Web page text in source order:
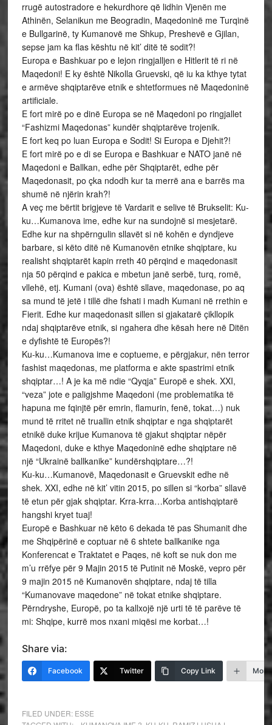
rrugë autostradore e hekurdhore që lidhin Vjenën me
Athinën, Selanikun me Beogradin, Maqedoninë me Turqinë
e Bullgarinë, ty Kumanovë me Shkup, Preshevë e Gjilan,
sepse jam ka flas kështu në kit’ ditë të sodit?!
Europa e Bashkuar po e lejon ringjalljen e Hitlerit të ri në
Maqedoni! E ky është Nikolla Gruevski, që iu ka kthye tytat
e armëve shqiptarëve etnik e shtetformues në Maqedoninë
artificiale.
E fort mirë po e dinë Europa se në Maqedoni po ringjallet
“Fashizmi Maqedonas” kundër shqiptarëve trojenik.
E fort keq po luan Europa e Sodit! Si Europa e Djehit?!
E fort mirë po e di se Europa e Bashkuar e NATO janë në
Maqedoni e Ballkan, edhe për Shqiptarët, edhe për
Maqedonasit, po çka ndodh kur ta merrë ana e barrës ma
shumë në njërin krah?!
A veç me bërtit brigjeve të Vardarit e selive të Brukselit: Ku-
ku…Kumanova ime, edhe kur na sundojnë si mesjetarë.
Edhe kur na shpërngulin sllavët si në kohën e dyndjeve
barbare, si këto ditë në Kumanovën etnike shqiptare, ku
realisht shqiptarët kapin rreth 40 përqind e maqedonasit
nja 50 përqind e pakica e mbetun janë serbë, turq, romë,
vllehë, etj. Kumani (ova) është sllave, maqedonase, po aq
sa mund të jetë i tillë dhe fshati i madh Kumani në rrethin e
Fierit. Edhe kur maqedonasit sillen si gjakatarë çikllopik
ndaj shqiptarëve etnik, si ngahera dhe kësah here në Ditën
e dyfishtë të Europës?!
Ku-ku…Kumanova ime e coptueme, e përgjakur, nën terror
fashist maqedonas, me platforma e akte spastrimi etnik
shqiptar…! A je ka më ndie “Qyqja” Europë e shek. XXI,
“veza” jote e paligjshme Maqedoni (me problematika të
hapuna me fqinjtë për emrin, flamurin, fenë, tokat…) nuk
mund të rritet në truallin etnik shqiptar e nga shqiptarët
etnikë duke krijue Kumanova të gjakut shqiptar nëpër
Maqedoni, duke e kthye Maqedoninë edhe shqiptare në
një “Ukrainë ballkanike” kundërshqiptare…?!
Ku-ku…Kumanovë, Maqedonasit e Gruevskit edhe në
shek. XXI, edhe në kit’ vitin 2015, po sillen si “korba” sllavë
të etun për gjak shqiptar. Krra-krra…Korba antishqiptarë
hangshi kryet tuaj!
Europë e Bashkuar në këto 6 dekada të pas Shumanit dhe
me Shqipërinë e coptuar në 6 shtete ballkanike nga
Konferencat e Traktatet e Paqes, në koft se nuk don me
m’u rrëfye për 9 Majin 2015 të Putinit në Moskë, vepro për
9 majin 2015 në Kumanovën shqiptare, ndaj të tilla
“Kumanovave maqedone” në tokat etnike shqiptare.
Përndryshe, Europë, po ta kallxojë një urti të të parëve të
mi: Shqipe, kurrë mos nxani miqësi me korbat…!
Share via:
Facebook Twitter Copy Link More
FILED UNDER: ESSE